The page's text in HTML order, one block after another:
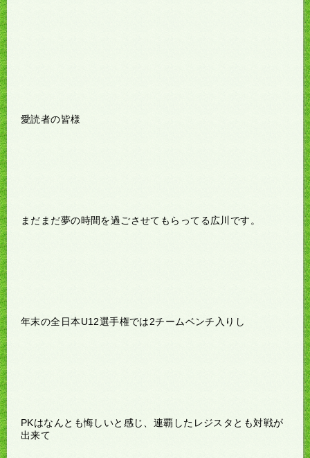
愛読者の皆様
まだまだ夢の時間を過ごさせてもらってる広川です。
年末の全日本U12選手権では2チームベンチ入りし
PKはなんとも悔しいと感じ、連覇したレジスタとも対戦が
出来て